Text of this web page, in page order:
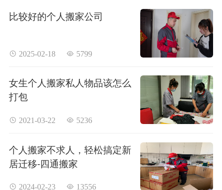
比较好的个人搬家公司
 2025-02-18  5799
女生个人搬家私人物品该怎么
打包
 2021-03-22  5236
个人搬家不求人，轻松搞定新
居迁移-四通搬家
 2024-02-23  13556